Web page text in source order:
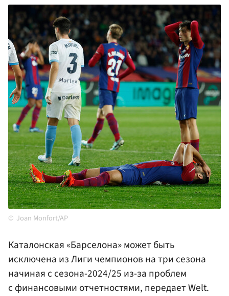
Joan Monfort/AP
Каталонская «Барселона» может быть
исключена из Лиги чемпионов на три сезона
начиная с сезона-2024/25 из-за проблем
с финансовыми отчетностями, передает Welt.